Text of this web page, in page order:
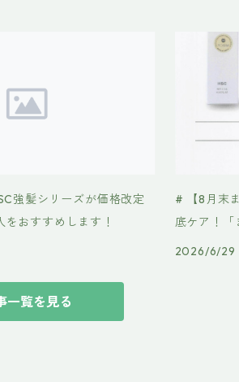
強髪シリーズが価格改定
おすすめします！
# 【8月末
底ケア！
場✨
2026/6/29
一覧を見る